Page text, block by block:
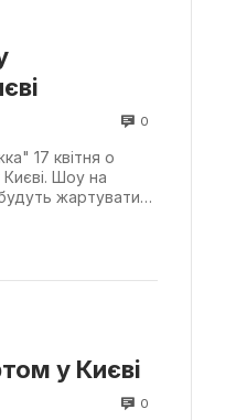
0
17 квітня о
Шоу на
будуть жартувати
у Києві
0